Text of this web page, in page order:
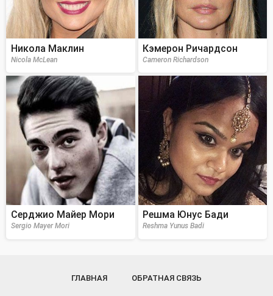
Никола Маклин
Nicola McLean
Кэмерон Ричардсон
Cameron Richardson
Серджио Майер Мори
Sergio Mayer Mori
Решма Юнус Бади
Reshma Yunus Badi
ГЛАВНАЯ ОБРАТНАЯ СВЯЗЬ